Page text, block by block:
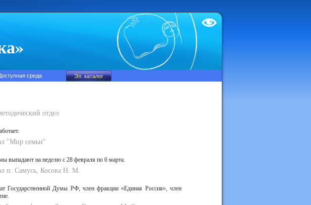
Test
среда
отдел
"Мир семьи"
выпадают на неделю с 28 февраля по 6 марта.
п. Самусь, Косова Н. М.
Государственной Думы РФ, член фракции «Единая Россия», член